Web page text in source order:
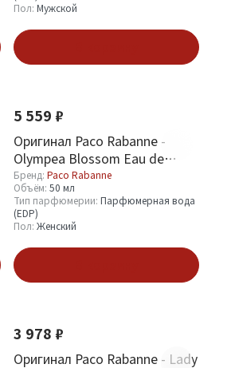
Пол: Мужской
5 559 ₽
Оригинал Paco Rabanne -
Olympea Blossom Eau de
Parfum 50 ml
Бренд: Paco Rabanne
Объём: 50 мл
Тип парфюмерии: Парфюмерная вода
(EDP)
Пол: Женский
3 978 ₽
Оригинал Paco Rabanne - Lady